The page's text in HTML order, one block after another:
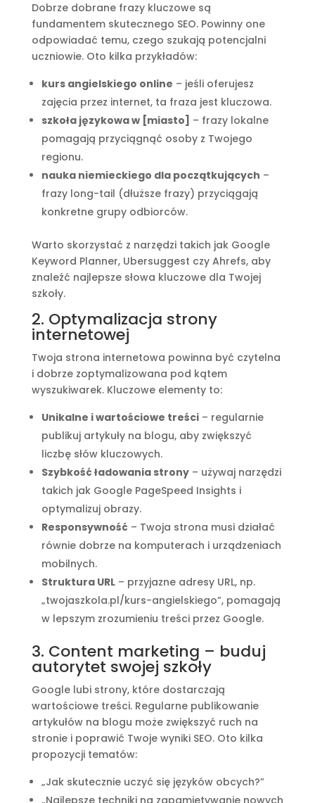
Dobrze dobrane frazy kluczowe są
fundamentem skutecznego SEO. Powinny one
odpowiadać temu, czego szukają potencjalni
uczniowie. Oto kilka przykładów:
kurs angielskiego online – jeśli oferujesz
zajęcia przez internet, ta fraza jest kluczowa.
szkoła językowa w [miasto] – frazy lokalne
pomagają przyciągnąć osoby z Twojego
regionu.
nauka niemieckiego dla początkujących –
frazy long-tail (dłuższe frazy) przyciągają
konkretne grupy odbiorców.
Warto skorzystać z narzędzi takich jak Google
Keyword Planner, Ubersuggest czy Ahrefs, aby
znaleźć najlepsze słowa kluczowe dla Twojej
szkoły.
2. Optymalizacja strony
internetowej
Twoja strona internetowa powinna być czytelna
i dobrze zoptymalizowana pod kątem
wyszukiwarek. Kluczowe elementy to:
Unikalne i wartościowe treści– regularnie
publikuj artykuły na blogu, aby zwiększyć
liczbę słów kluczowych.
Szybkość ładowania strony– używaj narzędzi
takich jak Google PageSpeed Insights i
optymalizuj obrazy.
Responsywność – Twoja strona musi działać
równie dobrze na komputerach i urządzeniach
mobilnych.
Struktura URL– przyjazne adresy URL, np.
„twojaszkola.pl/kurs-angielskiego”, pomagają
w lepszym zrozumieniu treści przez Google.
3. Content marketing – buduj
autorytet swojej szkoły
Google lubi strony, które dostarczają
wartościowe treści. Regularne publikowanie
artykułów na blogu może zwiększyć ruch na
stronie i poprawić Twoje wyniki SEO. Oto kilka
propozycji tematów:
„Jak skutecznie uczyć się języków obcych?”